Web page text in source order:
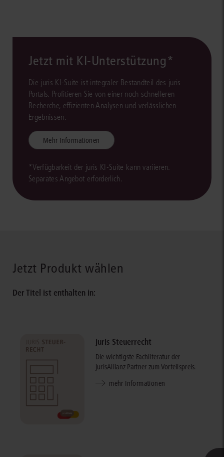
Jetzt mit KI-Unterstützung*
Die juris KI-Suite ist integraler Bestandteil des juris
Portals. Profitieren Sie von einer noch schnelleren
Recherche, effizienten Analysen und verlässlichen
Ergebnissen.
Mehr Informationen
*Verfügbarkeit der juris KI-Suite kann variieren.
Separates Angebot erforderlich.
Jetzt Produkt wählen
Der Titel ist enthalten in:
juris Steuerrecht
Die wichtigste Fachliteratur der
jurisAllianz Partner zum Vorteilspreis.
mehr Informationen